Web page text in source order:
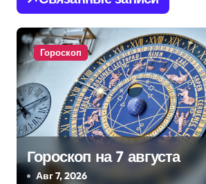
г
а
ц
и
я
п
Гороскоп
Гороскоп на 7 августа
Авг 7, 2026